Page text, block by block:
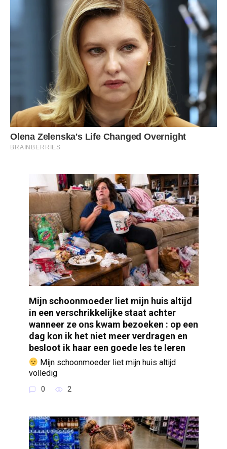
Mijn schoonmoeder liet mijn huis altijd
in een verschrikkelijke staat achter
wanneer ze ons kwam bezoeken : op een
dag kon ik het niet meer verdragen en
besloot ik haar een goede les te leren
Mijn schoonmoeder liet mijn huis altijd
volledig
0 2